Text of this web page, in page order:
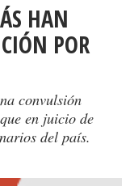
HAN
POR
convulsión
en juicio de
del país.